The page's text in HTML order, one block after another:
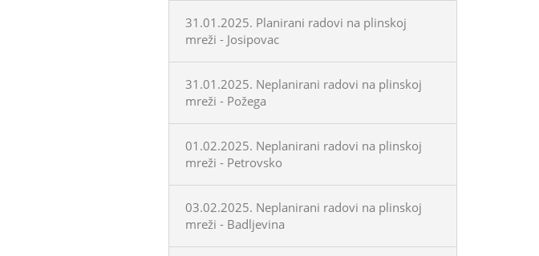
31.01.2025. Planirani radovi na plinskoj
mreži - Josipovac
31.01.2025. Neplanirani radovi na plinskoj
mreži - Požega
01.02.2025. Neplanirani radovi na plinskoj
mreži - Petrovsko
03.02.2025. Neplanirani radovi na plinskoj
mreži - Badljevina